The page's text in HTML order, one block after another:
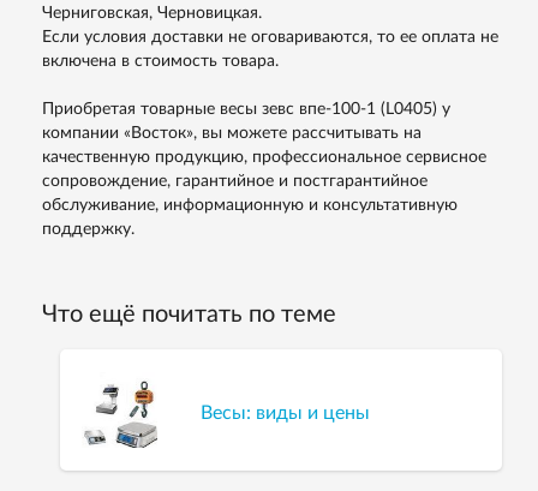
Черниговская, Черновицкая.
Если условия доставки не оговариваются, то ее оплата не
включена в стоимость товара.
Приобретая товарные весы зевс впе-100-1 (L0405) у
компании «Восток», вы можете рассчитывать на
качественную продукцию, профессиональное сервисное
сопровождение, гарантийное и постгарантийное
обслуживание, информационную и консультативную
поддержку.
Что ещё почитать по теме
Весы: виды и цены